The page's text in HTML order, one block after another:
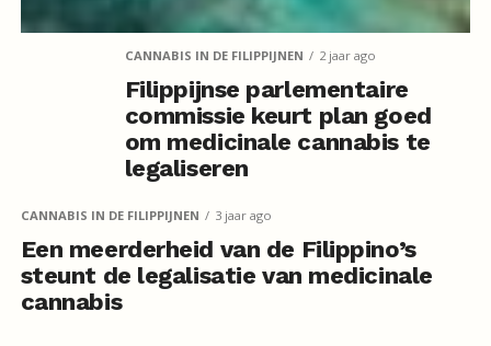
CANNABIS IN DE FILIPPIJNEN 2 jaar ago
Filippijnse parlementaire
commissie keurt plan goed
om medicinale cannabis te
legaliseren
CANNABIS IN DE FILIPPIJNEN 3 jaar ago
Een meerderheid van de Filippino’s
steunt de legalisatie van medicinale
cannabis